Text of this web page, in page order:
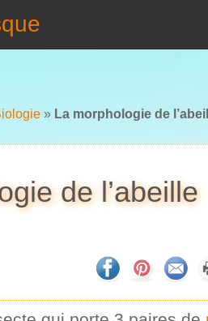
» La morphologie de
de l’abeille